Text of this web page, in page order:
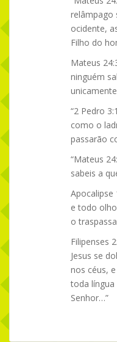
relâmpago
ocidente,
Filho do
Mateus
ninguém
“2 Pedro
como o
passarão
“Mateus
sabeis a
Apocalipse
e todo
o
Filipenses
Jesus se
nos céus,
toda língua
Senhor…”